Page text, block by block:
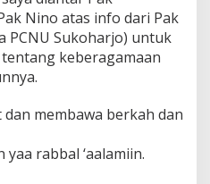
Nino atas info dari Pak
PCNU Sukoharjo) untuk
keberagamaan
membawa berkah dan
rabbal ‘aalamiin.